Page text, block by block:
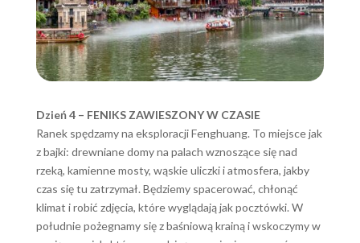
Dzień 4 – FENIKS ZAWIESZONY W CZASIE
Ranek spędzamy na eksploracji Fenghuang. To miejsce jak
z bajki: drewniane domy na palach wznoszące się nad
rzeką, kamienne mosty, wąskie uliczki i atmosfera, jakby
czas się tu zatrzymał. Będziemy spacerować, chłonąć
klimat i robić zdjęcia, które wyglądają jak pocztówki. W
południe pożegnamy się z baśniową krainą i wskoczymy w